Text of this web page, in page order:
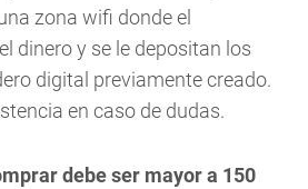
zona wifi donde el
dinero y se le depositan los
digital previamente creado.
en caso de dudas.
debe ser mayor a 150